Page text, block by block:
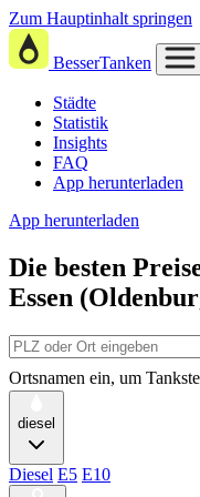
Zum Hauptinhalt springen
BesserTanken
Städte
Statistik
Insights
FAQ
App herunterladen
App herunterladen
Die besten
Essen
Ortsnamen ein, um
diesel
Diesel E5 E10